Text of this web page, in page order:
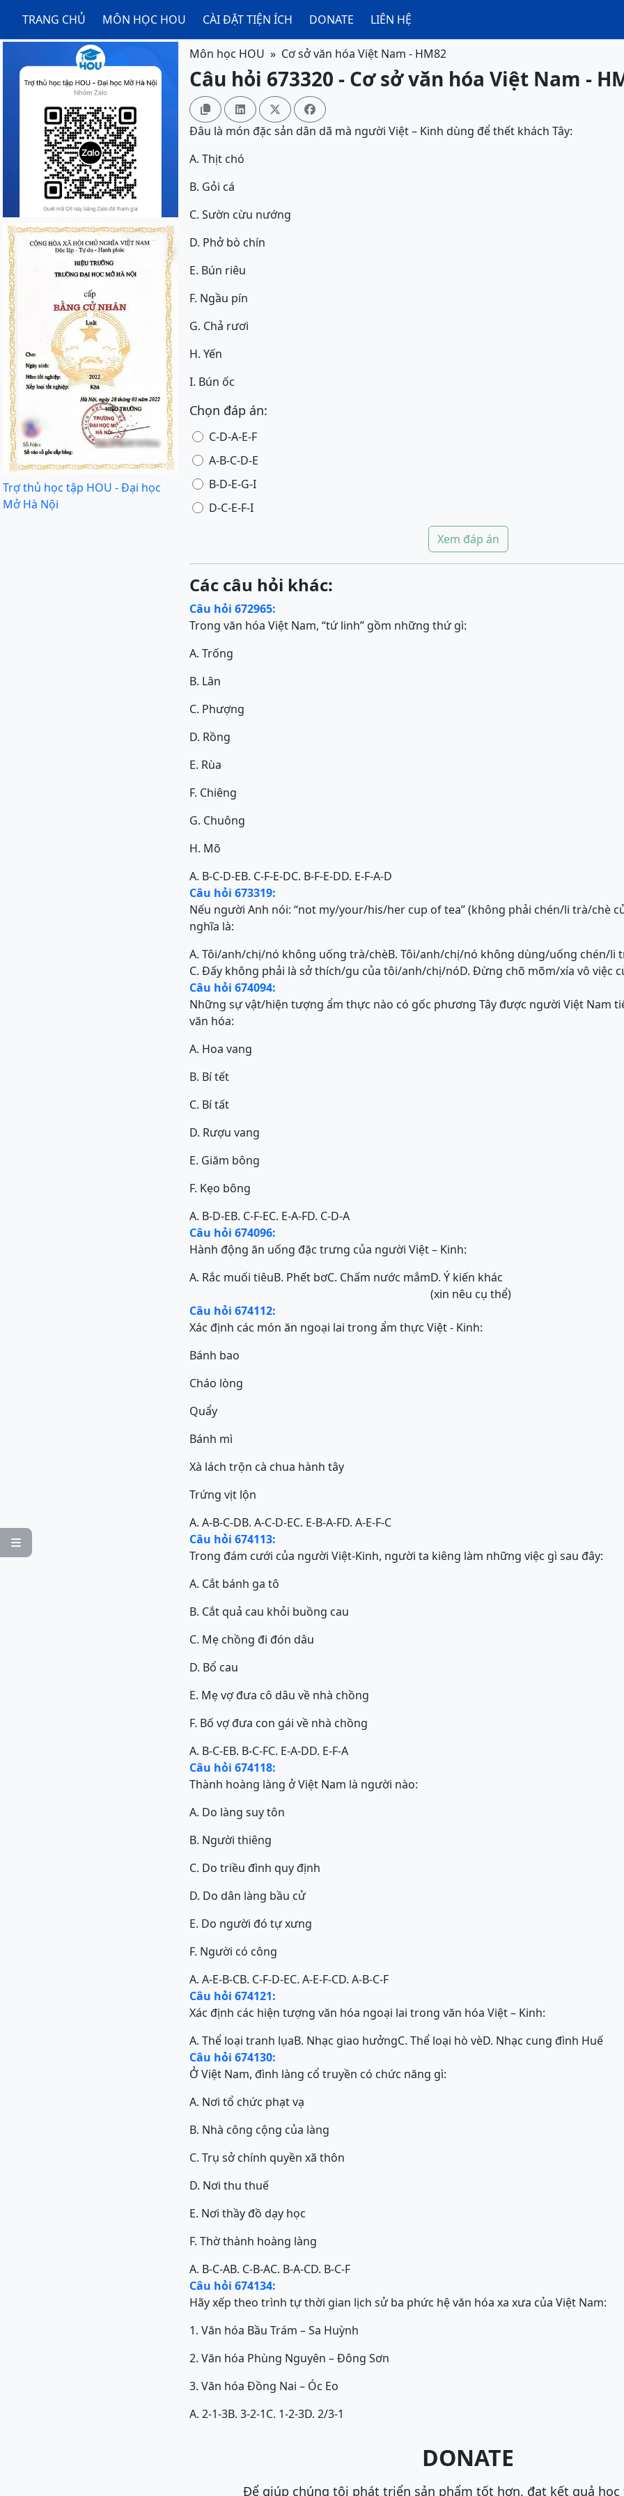
TRANG CHỦ MÔN HỌC HOU CÀI ĐẶT TIỆN ÍCH DONATE LIÊN HỆ

Trợ thủ học tập HOU - Đại học
Mở Hà Nội
Môn học HOU Cơ sở văn hóa Việt Nam - HM82
Câu hỏi 673320 - Cơ sở văn hóa Việt Nam -
   
Đâu là món đặc sản dân dã mà người Việt – Kinh dùng để thết khách Tây:
A. Thịt chó
B. Gỏi cá
C. Sườn cừu nướng
D. Phở bò chín
E. Bún riêu
F. Ngầu pín
G. Chả rươi
H. Yến
I. Bún ốc
Chọn đáp án:
C-D-A-E-F
A-B-C-D-E
B-D-E-G-I
D-C-E-F-I
Xem đáp án
Các câu hỏi khác:
Câu hỏi 672965:
Trong văn hóa Việt Nam, “tứ linh” gồm những thứ gì:
A. Trống
B. Lân
C. Phượng
D. Rồng
E. Rùa
F. Chiêng
G. Chuông
H. Mõ
A. B-C-D-EB. C-F-E-DC. B-F-E-DD. E-F-A-D
Câu hỏi 673319:
Nếu người Anh nói: “not my/your/his/her cup of tea” (không phải chén/li trà/chè
nghĩa là:
A. Tôi/anh/chị/nó không uống trà/chèB. Tôi/anh/chị/nó không dùng/uống chén/li
C. Đấy không phải là sở thích/gu của tôi/anh/chị/nóD. Đừng chõ mõm/xía vô việc
Câu hỏi 674094:
Những sự vật/hiện tượng ẩm thực nào có gốc phương Tây được người Việt Nam
văn hóa:
A. Hoa vang
B. Bí tết
C. Bí tất
D. Rượu vang
E. Giăm bông
F. Kẹo bông
A. B-D-EB. C-F-EC. E-A-FD. C-D-A
Câu hỏi 674096:
Hành động ăn uống đặc trưng của người Việt – Kinh:
A. Rắc muối tiêuB. Phết bơC. Chấm nước mắmD. Ý kiến khác
(xin nêu cụ thể)
Câu hỏi 674112:
Xác định các món ăn ngoại lai trong ẩm thực Việt - Kinh:
Bánh bao
Cháo lòng
Quẩy
Bánh mì
Xà lách trộn cà chua hành tây
Trứng vịt lộn
A. A-B-C-DB. A-C-D-EC. E-B-A-FD. A-E-F-C
Câu hỏi 674113:
Trong đám cưới của người Việt-Kinh, người ta kiêng làm những việc gì sau đây:
A. Cắt bánh ga tô
B. Cắt quả cau khỏi buồng cau
C. Mẹ chồng đi đón dâu
D. Bổ cau
E. Mẹ vợ đưa cô dâu về nhà chồng
F. Bố vợ đưa con gái về nhà chồng
A. B-C-EB. B-C-FC. E-A-DD. E-F-A
Câu hỏi 674118:
Thành hoàng làng ở Việt Nam là người nào:
A. Do làng suy tôn
B. Người thiêng
C. Do triều đình quy định
D. Do dân làng bầu cử
E. Do người đó tự xưng
F. Người có công
A. A-E-B-CB. C-F-D-EC. A-E-F-CD. A-B-C-F
Câu hỏi 674121:
Xác định các hiện tượng văn hóa ngoại lai trong văn hóa Việt – Kinh:
A. Thể loại tranh lụaB. Nhạc giao hưởngC. Thể loại hò vèD. Nhạc cung đình Huế
Câu hỏi 674130:
Ở Việt Nam, đình làng cổ truyền có chức năng gì:
A. Nơi tổ chức phạt vạ
B. Nhà công cộng của làng
C. Trụ sở chính quyền xã thôn
D. Nơi thu thuế
E. Nơi thầy đồ dạy học
F. Thờ thành hoàng làng
A. B-C-AB. C-B-AC. B-A-CD. B-C-F
Câu hỏi 674134:
Hãy xếp theo trình tự thời gian lịch sử ba phức hệ văn hóa xa xưa của Việt Nam:
1. Văn hóa Bầu Trám – Sa Huỳnh
2. Văn hóa Phùng Nguyên – Đông Sơn
3. Văn hóa Đồng Nai – Óc Eo
A. 2-1-3B. 3-2-1C. 1-2-3D. 2/3-1
DONATE
Để giúp chúng tôi phát triển sản phẩm tốt hơn, đạt kết quả học